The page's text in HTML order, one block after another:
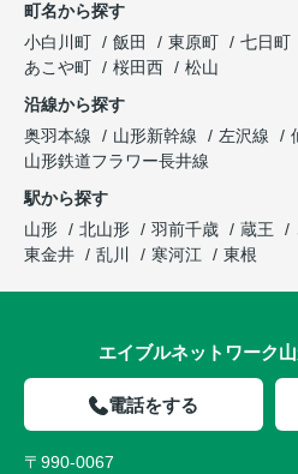
町名から探す
小白川町
飯田 東原町 七日町
あこや町
桜田西
松山
沿線から探す
奥羽本線
山形新幹線 左沢線
山形鉄道フラワー長井線
駅から探す
山形
北山形 羽前千歳 蔵王
東金井
乱川 寒河江 東根
エイブルネットワーク
電話をする
〒990-0067